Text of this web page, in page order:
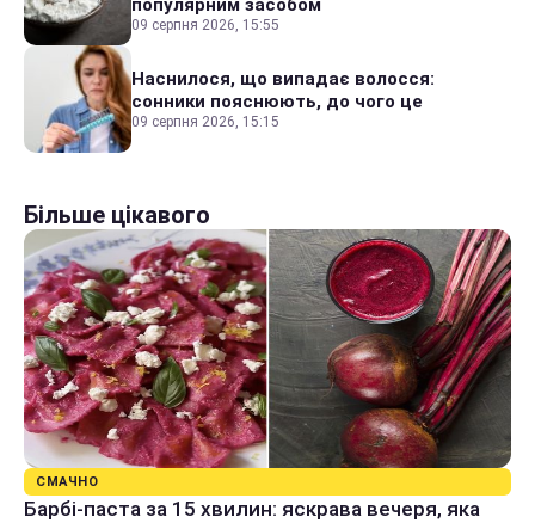
популярним засобом
09 серпня 2026, 15:55
Наснилося, що випадає волосся:
сонники пояснюють, до чого це
09 серпня 2026, 15:15
Більше цікавого
СМАЧНО
Барбі-паста за 15 хвилин: яскрава вечеря, яка